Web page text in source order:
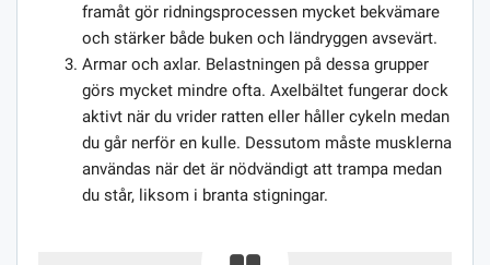
framåt gör ridningsprocessen mycket bekvämare
och stärker både buken och ländryggen avsevärt.
Armar och axlar. Belastningen på dessa grupper
görs mycket mindre ofta. Axelbältet fungerar dock
aktivt när du vrider ratten eller håller cykeln medan
du går nerför en kulle. Dessutom måste musklerna
användas när det är nödvändigt att trampa medan
du står, liksom i branta stigningar.